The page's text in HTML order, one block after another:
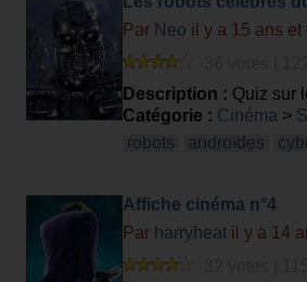
Par Neo il y a 15 ans et
Description : Quiz sur
Catégorie : Cinéma >
robots
androïdes
Affiche cinéma n°4
Par harryheat il y a 14